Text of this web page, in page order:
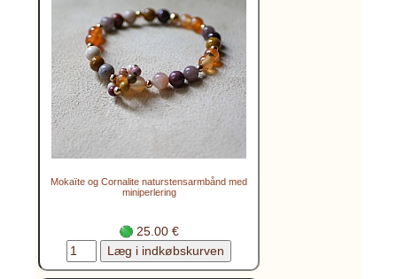
Mokaïte og Cornalite naturstensarmbånd med
miniperlering
25.00 €